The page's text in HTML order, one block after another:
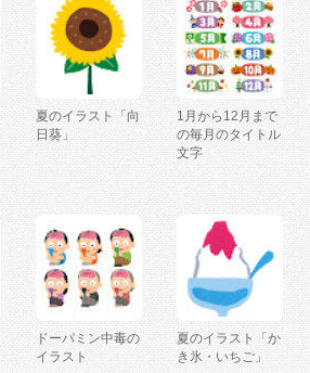
夏のイラスト「向
日葵」
1月から12月まで
の毎月のタイトル
文字
ドーパミン中毒の
イラスト
夏のイラスト「か
き氷・いちご」